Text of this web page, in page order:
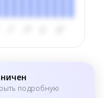
подробную